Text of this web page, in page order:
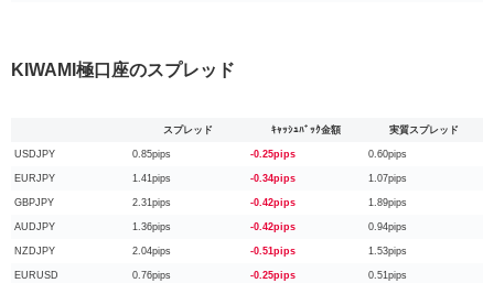
KIWAMI極口座のスプレッド
スプレッド ｷｬｯｼｭﾊﾞｯｸ金額 実質スプレッド
USDJPY 0.85pips -0.25pips 0.60pips
EURJPY 1.41pips -0.34pips 1.07pips
GBPJPY 2.31pips -0.42pips 1.89pips
AUDJPY 1.36pips -0.42pips 0.94pips
NZDJPY 2.04pips -0.51pips 1.53pips
EURUSD 0.76pips -0.25pips 0.51pips